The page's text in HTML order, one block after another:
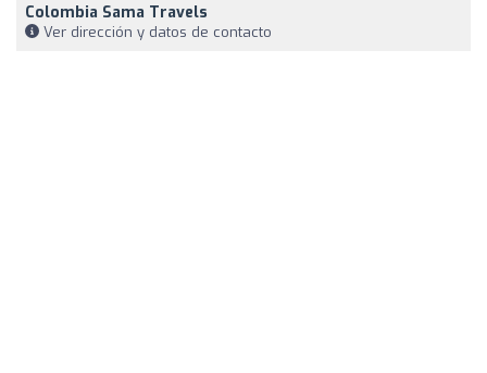
Colombia Sama Travels
Ver dirección y datos de contacto